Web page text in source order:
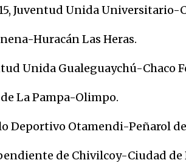
Juventud Unida Universitario-
Huracán Las Heras.
Unida Gualeguaychú-Chaco
La Pampa-Olimpo.
Deportivo Otamendi-Peñarol
de Chivilcoy-Ciudad de